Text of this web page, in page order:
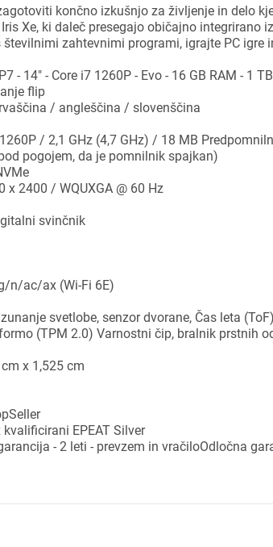
končno izkušnjo za življenje in delo
Xe, ki daleč presegajo običajno integrirano
zahtevnimi programi, igrajte PC igre
- 14" - Core i7 1260P - Evo - 16 GB RAM - 1
flip
/ angleščina / slovenščina
/ 2,1 GHz (4,7 GHz) / 18 MB
pogojem, da je pomnilnik spajkan)
x 2400 / WQUXGA @ 60 Hz
svinčnik
n/ac/ax (Wi-Fi 6E)
svetlobe, senzor dvorane, Čas leta (ToF)
(TPM 2.0) Varnostni čip, bralnik prstnih
x 1,525 cm
kvalificirani EPEAT Silver
- 2 leti - prevzem in vračiloOdločna